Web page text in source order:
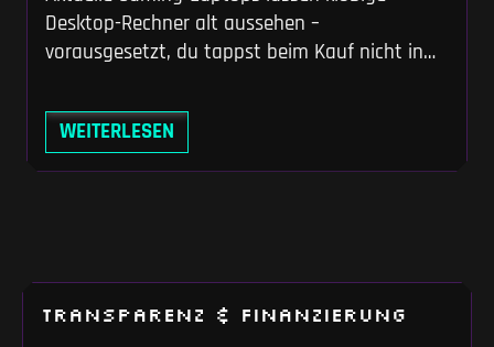
Desktop-Rechner alt aussehen –
vorausgesetzt, du tappst beim Kauf nicht in
schwächere Grafikkarte zieht bei voller
Wattzahl nämlich locker an einem
gedrosselten High-End-Chip vorbei. Wir zeigen
WEITERLESEN
TRANSPARENZ & FINANZIERUNG